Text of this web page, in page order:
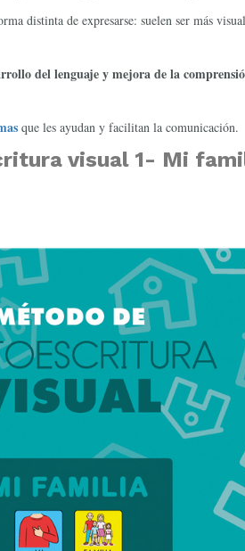
distinta de expresarse: suelen ser más
del lenguaje y mejora de la
que les ayudan y facilitan la comunicación.
visual 1- Mi